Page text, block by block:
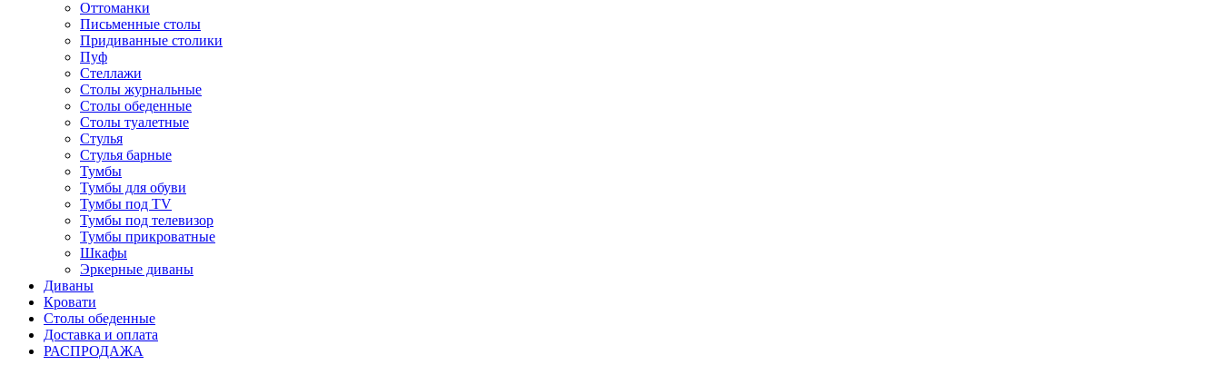
Оттоманки
Письменные столы
Придиванные столики
Пуф
Стеллажи
Столы журнальные
Столы обеденные
Столы туалетные
Стулья
Стулья барные
Тумбы
Тумбы для обуви
Тумбы под TV
Тумбы под телевизор
Тумбы прикроватные
Шкафы
Эркерные диваны
Диваны
Кровати
Столы обеденные
Доставка и оплата
РАСПРОДАЖА